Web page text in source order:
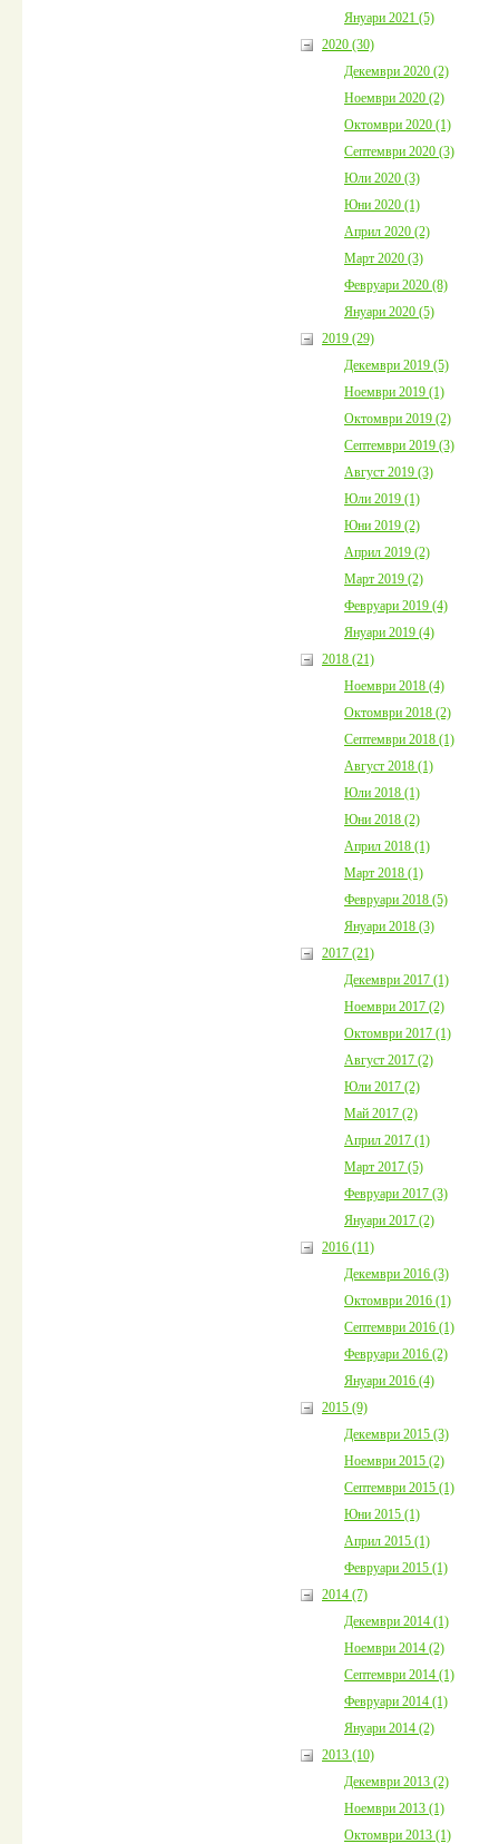
Януари 2021 (5)
2020 (30)
Декември 2020 (2)
Ноември 2020 (2)
Октомври 2020 (1)
Септември 2020 (3)
Юли 2020 (3)
Юни 2020 (1)
Април 2020 (2)
Март 2020 (3)
Февруари 2020 (8)
Януари 2020 (5)
2019 (29)
Декември 2019 (5)
Ноември 2019 (1)
Октомври 2019 (2)
Септември 2019 (3)
Август 2019 (3)
Юли 2019 (1)
Юни 2019 (2)
Април 2019 (2)
Март 2019 (2)
Февруари 2019 (4)
Януари 2019 (4)
2018 (21)
Ноември 2018 (4)
Октомври 2018 (2)
Септември 2018 (1)
Август 2018 (1)
Юли 2018 (1)
Юни 2018 (2)
Април 2018 (1)
Март 2018 (1)
Февруари 2018 (5)
Януари 2018 (3)
2017 (21)
Декември 2017 (1)
Ноември 2017 (2)
Октомври 2017 (1)
Август 2017 (2)
Юли 2017 (2)
Май 2017 (2)
Април 2017 (1)
Март 2017 (5)
Февруари 2017 (3)
Януари 2017 (2)
2016 (11)
Декември 2016 (3)
Октомври 2016 (1)
Септември 2016 (1)
Февруари 2016 (2)
Януари 2016 (4)
2015 (9)
Декември 2015 (3)
Ноември 2015 (2)
Септември 2015 (1)
Юни 2015 (1)
Април 2015 (1)
Февруари 2015 (1)
2014 (7)
Декември 2014 (1)
Ноември 2014 (2)
Септември 2014 (1)
Февруари 2014 (1)
Януари 2014 (2)
2013 (10)
Декември 2013 (2)
Ноември 2013 (1)
Октомври 2013 (1)